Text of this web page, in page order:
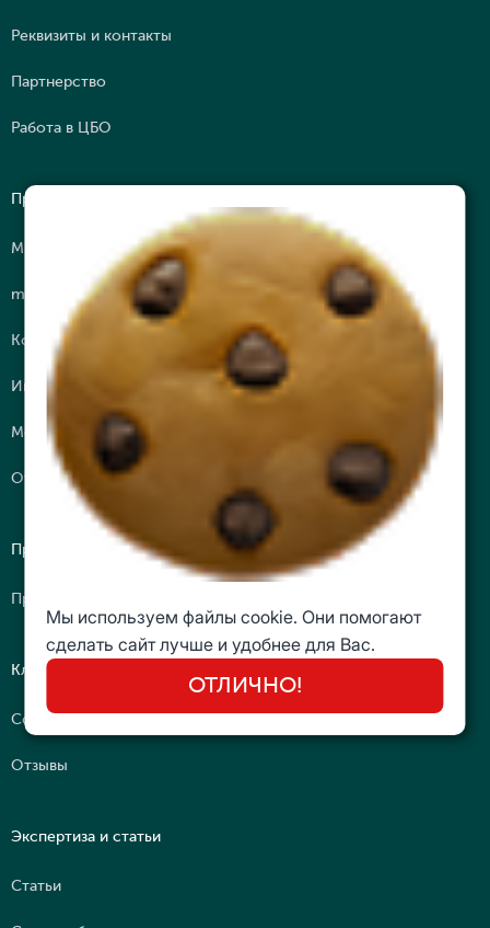
Реквизиты и контакты
Партнерство
Работа в ЦБО
Программы
МВА
mini МВА
Корпоративное обучение
Интеллектуальные путешествия
Молодежная Бизнес Лига (МБЛ)
Открытые программы
Преподаватели
Преподаватели-практики
Клуб
Сообщество
Отзывы
Экспертиза и статьи
Статьи
Мы используем файлы cookie. Они помогают
сделать сайт лучше и удобнее для Вас.
ОТЛИЧНО!